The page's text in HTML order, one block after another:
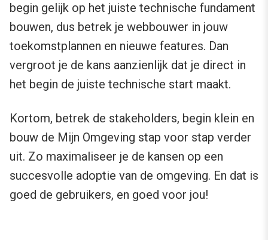
begin gelijk op het juiste technische fundament
bouwen, dus betrek je webbouwer in jouw
toekomstplannen en nieuwe features. Dan
vergroot je de kans aanzienlijk dat je direct in
het begin de juiste technische start maakt.
Kortom, betrek de stakeholders, begin klein en
bouw de Mijn Omgeving stap voor stap verder
uit. Zo maximaliseer je de kansen op een
succesvolle adoptie van de omgeving. En dat is
goed de gebruikers, en goed voor jou!